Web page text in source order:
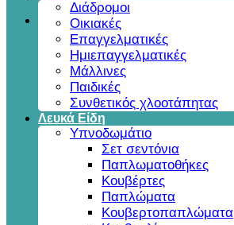
Διάδρομοι
Οικιακές
Επαγγελματικές
Ημιεπαγγελματικές
Μάλλινες
Παιδικές
Συνθετικός χλοοτάπητας
Λευκά Είδη
Υπνοδωμάτιο
Σετ σεντόνια
Παπλωματοθήκες
Κουβέρτες
Παπλώματα
Κουβερτοπαπλώματα